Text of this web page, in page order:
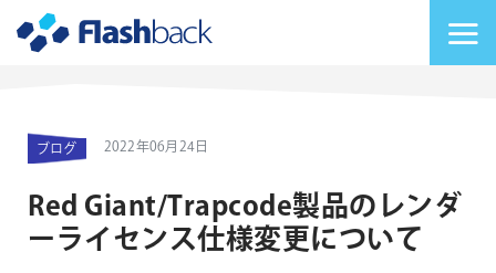
ブログ 2022年06月24日
Red Giant/Trapcode製品のレンダ
ーライセンス仕様変更について